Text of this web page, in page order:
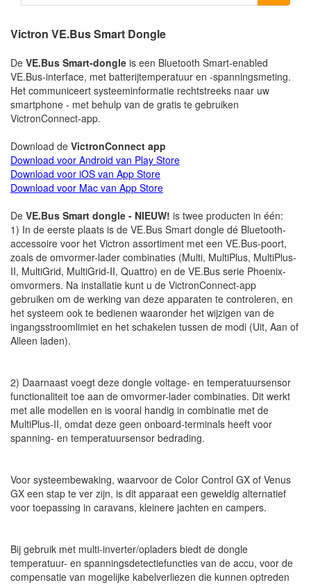
Victron VE.Bus Smart Dongle
De VE.Bus Smart-dongle is een Bluetooth Smart-enabled
VE.Bus-interface, met batterijtemperatuur en -spanningsmeting.
Het communiceert systeeminformatie rechtstreeks naar uw
smartphone - met behulp van de gratis te gebruiken
VictronConnect-app.
Download de VictronConnect app
Download voor Android van Play Store
Download voor iOS van App Store
Download voor Mac van App Store
De VE.Bus Smart dongle - NIEUW! is twee producten in één:
1) In de eerste plaats is de VE.Bus Smart dongle dé Bluetooth-
accessoire voor het Victron assortiment met een VE.Bus-poort,
zoals de omvormer-lader combinaties (Multi, MultiPlus, MultiPlus-
II, MultiGrid, MultiGrid-II, Quattro) en de VE.Bus serie Phoenix-
omvormers. Na installatie kunt u de VictronConnect-app
gebruiken om de werking van deze apparaten te controleren, en
het systeem ook te bedienen waaronder het wijzigen van de
ingangsstroomlimiet en het schakelen tussen de modi (Uit, Aan of
Alleen laden).
2) Daarnaast voegt deze dongle voltage- en temperatuursensor
functionaliteit toe aan de omvormer-lader combinaties. Dit werkt
met alle modellen en is vooral handig in combinatie met de
MultiPlus-II, omdat deze geen onboard-terminals heeft voor
spanning- en temperatuursensor bedrading.
Voor systeembewaking, waarvoor de Color Control GX of Venus
GX een stap te ver zijn, is dit apparaat een geweldig alternatief
voor toepassing in caravans, kleinere jachten en campers.
Bij gebruik met multi-inverter/opladers biedt de dongle
temperatuur- en spanningsdetectiefuncties van de accu, voor de
compensatie van mogelijke kabelverliezen die kunnen optreden